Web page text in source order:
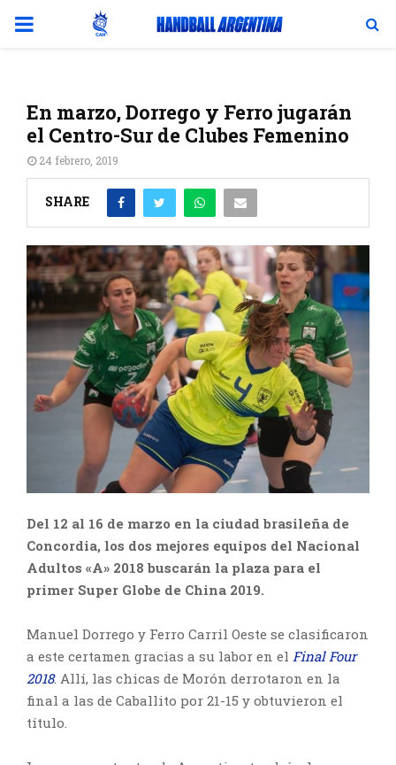
PRIMARY
En marzo, Dorrego y Ferro jugarán
el Centro-Sur de Clubes Femenino
24 febrero, 2019
SHARE
Del 12 al 16 de marzo en la ciudad brasileña de
Concordia, los dos mejores equipos del Nacional
Adultos «A» 2018 buscarán la plaza para el
primer Super Globe de China 2019.
Manuel Dorrego y Ferro Carril Oeste se clasificaron
a este certamen gracias a su labor en el Final Four
2018. Allí, las chicas de Morón derrotaron en la
final a las de Caballito por 21-15 y obtuvieron el
título.